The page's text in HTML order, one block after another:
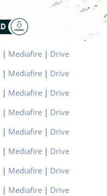
| Mediafire| Drive
| Mediafire| Drive
| Mediafire| Drive
| Mediafire| Drive
| Mediafire| Drive
| Mediafire| Drive
| Mediafire| Drive
| Mediafire| Drive